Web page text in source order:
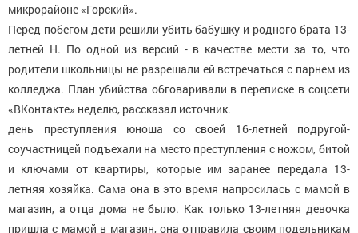
микрорайоне «Горский».
Перед побегом дети решили убить бабушку и родного брата 13-
летней Н. По одной из версий - в качестве мести за то, что
родители школьницы не разрешали ей встречаться с парнем из
колледжа. План убийства обговаривали в переписке в соцсети
«ВКонтакте» неделю, рассказал источник.
день преступления юноша со своей 16-летней подругой-
соучастницей подъехали на место преступления с ножом, битой
и ключами от квартиры, которые им заранее передала 13-
летняя хозяйка. Сама она в это время напросилась с мамой в
магазин, а отца дома не было. Как только 13-летняя девочка
пришла с мамой в магазин, она отправила своим подельникам